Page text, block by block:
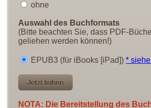
ohne
Auswahl des Buchformats
(Bitte beachten Sie, dass PDF-
geliehen werden können!)
EPUB3 (für iBooks [iPad]) *
NOTA: Die Bereitstellung des